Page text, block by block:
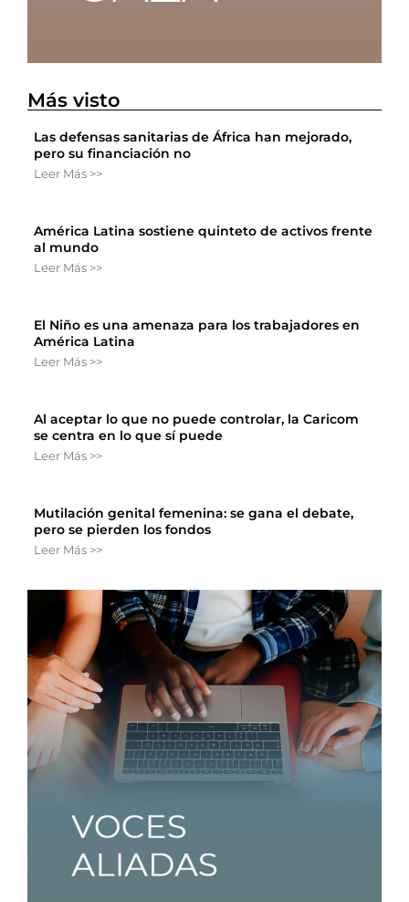
Más visto
Las defensas sanitarias de África han mejorado,
pero su financiación no
Leer Más >>
América Latina sostiene quinteto de activos frente
al mundo
Leer Más >>
El Niño es una amenaza para los trabajadores en
América Latina
Leer Más >>
Al aceptar lo que no puede controlar, la Caricom
se centra en lo que sí puede
Leer Más >>
Mutilación genital femenina: se gana el debate,
pero se pierden los fondos
Leer Más >>